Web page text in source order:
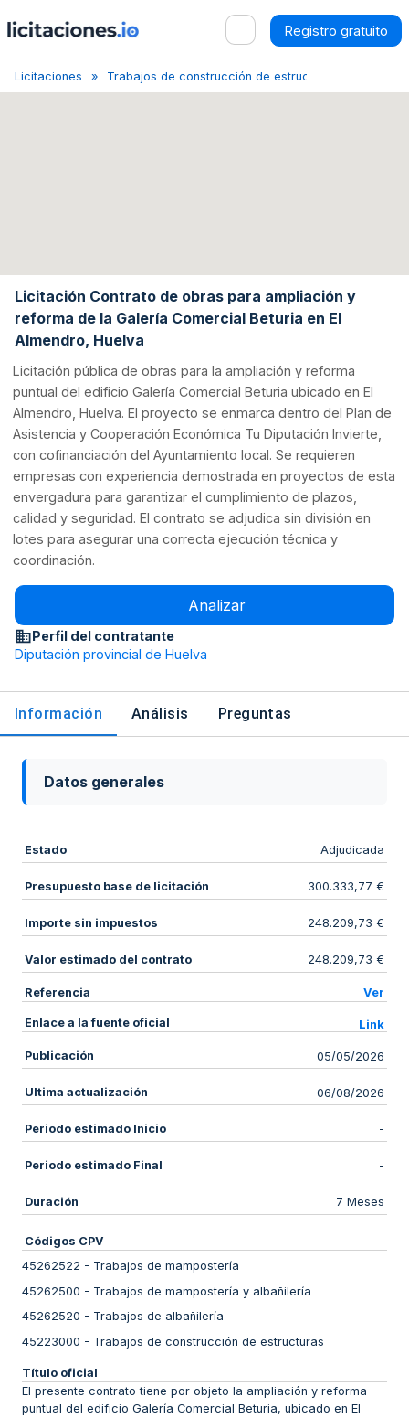
Registro gratuito
Licitaciones Trabajos de construcción de estructuras
Licitación Contrato de obras para ampliación y
reforma de la Galería Comercial Beturia en El
Almendro, Huelva
Licitación pública de obras para la ampliación y reforma
puntual del edificio Galería Comercial Beturia ubicado en El
Almendro, Huelva. El proyecto se enmarca dentro del Plan de
Asistencia y Cooperación Económica Tu Diputación Invierte,
con cofinanciación del Ayuntamiento local. Se requieren
empresas con experiencia demostrada en proyectos de esta
envergadura para garantizar el cumplimiento de plazos,
calidad y seguridad. El contrato se adjudica sin división en
lotes para asegurar una correcta ejecución técnica y
coordinación.
Analizar
Perfil del contratante
Diputación provincial de Huelva
Información Análisis Preguntas
Datos generales
Estado Adjudicada
Presupuesto base de licitación 300.333,77 €
Importe sin impuestos 248.209,73 €
Valor estimado del contrato 248.209,73 €
Referencia Ver
Enlace a la fuente oficial Link
Publicación 05/05/2026
Ultima actualización 06/08/2026
Periodo estimado Inicio -
Periodo estimado Final -
Duración 7 Meses
Códigos CPV
45262522 - Trabajos de mampostería
45262500 - Trabajos de mampostería y albañilería
45262520 - Trabajos de albañilería
45223000 - Trabajos de construcción de estructuras
Título oficial
El presente contrato tiene por objeto la ampliación y reforma
puntual del edificio Galería Comercial Beturia, ubicado en El